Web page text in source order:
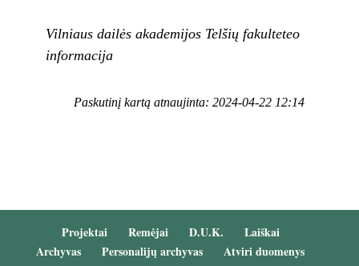
Vilniaus dailės akademijos Telšių fakulteteo
informacija
Paskutinį kartą atnaujinta: 2024-04-22 12:14
Projektai Remėjai D.U.K.
Laiškai
Archyvas
Personalijų archyvas Atviri duomenys